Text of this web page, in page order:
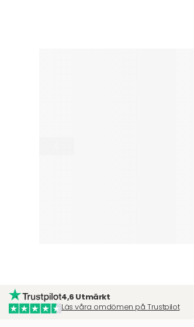
4,6 Utmärkt
Läs våra omdömen på Trustpilot